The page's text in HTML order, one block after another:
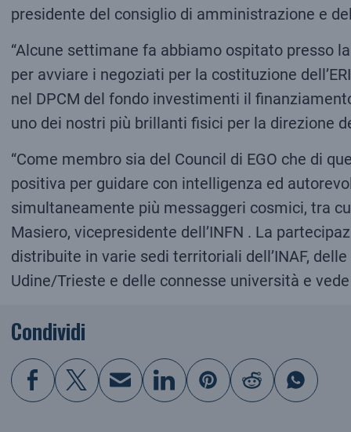
presidente del consiglio di amministrazione e
“Alcune settimane fa abbiamo ospitato presso
per avviare i negoziati per la costituzione
nel DPCM del fondo investimenti il
uno dei nostri più brillanti fisici per la direzione
“Come membro sia del Council di EGO che di
positiva per guidare con intelligenza ed
simultaneamente più messaggeri cosmici, tra
Masiero, vicepresidente dell’INFN . La
distribuite in varie sedi territoriali dell’INAF,
Udine/Trieste e delle connesse università e
Condividi